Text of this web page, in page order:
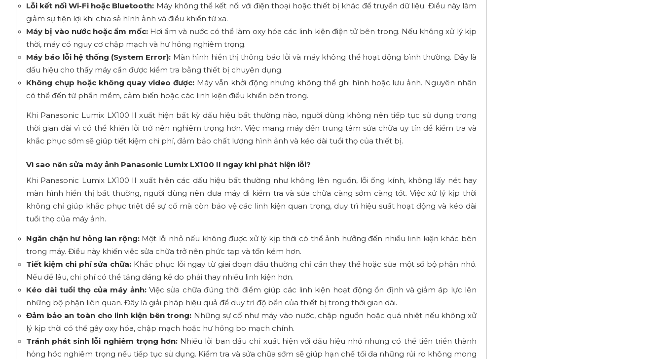
Lỗi kết nối Wi-Fi hoặc Bluetooth: Máy không thể kết nối với điện thoại hoặc thiết bị khác để truyền dữ liệu. Điều này làm
giảm sự tiện lợi khi chia sẻ hình ảnh và điều khiển từ xa.
Máy bị vào nước hoặc ẩm mốc:Hơi ẩm và nước có thể làm oxy hóa các linh kiện điện tử bên trong. Nếu không xử lý kịp
thời, máy có nguy cơ chập mạch và hư hỏng nghiêm trọng.
Máy báo lỗi hệ thống (System Error): Màn hình hiển thị thông báo lỗi và máy không thể hoạt động bình thường. Đây là
dấu hiệu cho thấy máy cần được kiểm tra bằng thiết bị chuyên dụng.
Không chụp hoặc không quay video được: Máy vẫn khởi động nhưng không thể ghi hình hoặc lưu ảnh. Nguyên nhân
có thể đến từ phần mềm, cảm biến hoặc các linh kiện điều khiển bên trong.
Khi Panasonic Lumix LX100 II xuất hiện bất kỳ dấu hiệu bất thường nào, người dùng không nên tiếp tục sử dụng trong
thời gian dài vì có thể khiến lỗi trở nên nghiêm trọng hơn. Việc mang máy đến trung tâm sửa chữa uy tín để kiểm tra và
khắc phục sớm sẽ giúp tiết kiệm chi phí, đảm bảo chất lượng hình ảnh và kéo dài tuổi thọ của thiết bị.
Vì sao nên sửa máy ảnh Panasonic Lumix LX100 II ngay khi phát hiện lỗi?
Khi Panasonic Lumix LX100 II xuất hiện các dấu hiệu bất thường như không lên nguồn, lỗi ống kính, không lấy nét hay
màn hình hiển thị bất thường, người dùng nên đưa máy đi kiểm tra và sửa chữa càng sớm càng tốt. Việc xử lý kịp thời
không chỉ giúp khắc phục triệt để sự cố mà còn bảo vệ các linh kiện quan trọng, duy trì hiệu suất hoạt động và kéo dài
tuổi thọ của máy ảnh.
Ngăn chặn hư hỏng lan rộng:Một lỗi nhỏ nếu không được xử lý kịp thời có thể ảnh hưởng đến nhiều linh kiện khác bên
trong máy. Điều này khiến việc sửa chữa trở nên phức tạp và tốn kém hơn.
Tiết kiệm chi phí sửa chữa: Khắc phục lỗi ngay từ giai đoạn đầu thường chỉ cần thay thế hoặc sửa một số bộ phận nhỏ.
Nếu để lâu, chi phí có thể tăng đáng kể do phải thay nhiều linh kiện hơn.
Kéo dài tuổi thọ của máy ảnh:Việc sửa chữa đúng thời điểm giúp các linh kiện hoạt động ổn định và giảm áp lực lên
những bộ phận liên quan. Đây là giải pháp hiệu quả để duy trì độ bền của thiết bị trong thời gian dài.
Đảm bảo an toàn cho linh kiện bên trong: Những sự cố như máy vào nước, chập nguồn hoặc quá nhiệt nếu không xử
lý kịp thời có thể gây oxy hóa, chập mạch hoặc hư hỏng bo mạch chính.
Tránh phát sinh lỗi nghiêm trọng hơn:Nhiều lỗi ban đầu chỉ xuất hiện với dấu hiệu nhỏ nhưng có thể tiến triển thành
hỏng hóc nghiêm trọng nếu tiếp tục sử dụng. Kiểm tra và sửa chữa sớm sẽ giúp hạn chế tối đa những rủi ro không mong